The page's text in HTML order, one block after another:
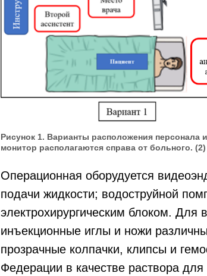
Рисунок 1. Варианты расположения персонала
монитор располагаются справа от больного.
Операционная оборудуется
подачи жидкости; водоструйной
электрохирургическим блоком.
инъекционные иглы и ножи
прозрачные колпачки, клипсы и
Федерации в качестве раствора